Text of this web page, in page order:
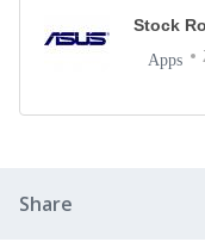
Stock
Apps
Share